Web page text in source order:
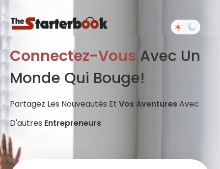
Connectez-Vous Avec Un
Monde Qui Bouge!
Partagez Les Nouveautés Et Vos AventuresAvec
D'autres Entrepreneurs